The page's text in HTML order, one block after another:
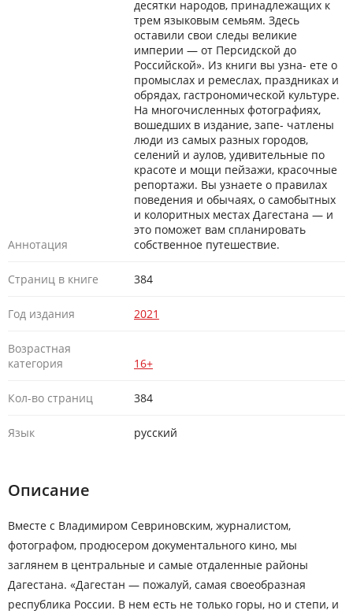
Аннотация
десятки народов, принадлежащих к
трем языковым семьям. Здесь
оставили свои следы великие
империи — от Персидской до
Российской». Из книги вы узна- ете о
промыслах и ремеслах, праздниках и
обрядах, гастрономической культуре.
На многочисленных фотографиях,
вошедших в издание, запе- чатлены
люди из самых разных городов,
селений и аулов, удивительные по
красоте и мощи пейзажи, красочные
репортажи. Вы узнаете о правилах
поведения и обычаях, о самобытных
и колоритных местах Дагестана — и
это поможет вам спланировать
собственное путешествие.
Страниц в книге 384
Год издания 2021
Возрастная
категория
16+
Кол-во страниц 384
Язык русский
Описание
Вместе с Владимиром Севриновским, журналистом,
фотографом, продюсером документального кино, мы
заглянем в центральные и самые отдаленные районы
Дагестана. «Дагестан — пожалуй, самая своеобразная
республика России. В нем есть не только горы, но и степи, и